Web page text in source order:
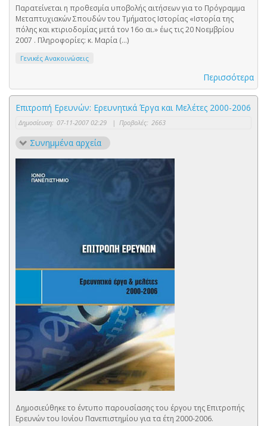
Παρατείνεται η προθεσμία υποβολής αιτήσεων για το Πρόγραμμα
Μεταπτυχιακών Σπουδών του Τμήματος Ιστορίας «Ιστορία της
πόλης και κτιριοδομίας μετά τον 16ο αι.» έως τις 20 Νοεμβρίου
2007 . Πληροφορίες: κ. Μαρία (...)
Γενικές Ανακοινώσεις
Περισσότερα
Επιτροπή Ερευνών: Ερευνητικά Έργα και Μελέτες 2000-2006
Δημοσίευση: 07-11-2007 02:29 | Προβολές: 2663
Συνημμένα αρχεία
Δημοσιεύθηκε το έντυπο παρουσίασης του έργου της Επιτροπής
Ερευνών του Ιονίου Πανεπιστημίου για τα έτη 2000-2006.